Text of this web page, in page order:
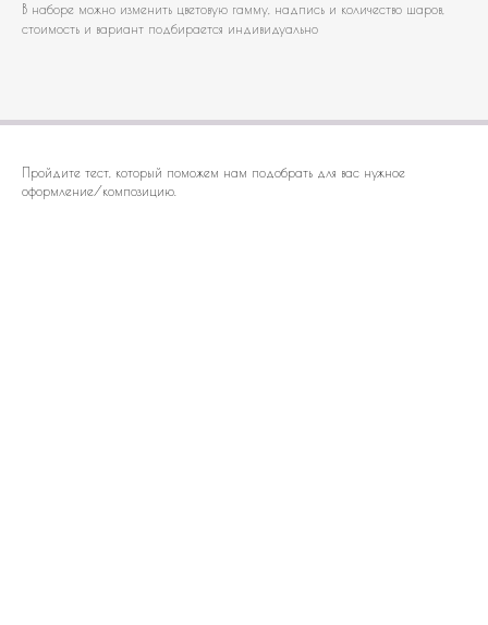
В наборе можно изменить цветовую гамму, надпись и количество шаров,
стоимость и вариант подбирается индивидуально
Пройдите тест, который поможем нам подобрать для вас нужное
оформление/композицию.